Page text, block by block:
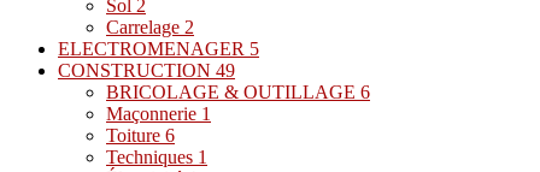
Sol 2
Carrelage 2
ELECTROMENAGER 5
CONSTRUCTION 49
BRICOLAGE & OUTILLAGE 6
Maçonnerie 1
Toiture 6
Techniques 1